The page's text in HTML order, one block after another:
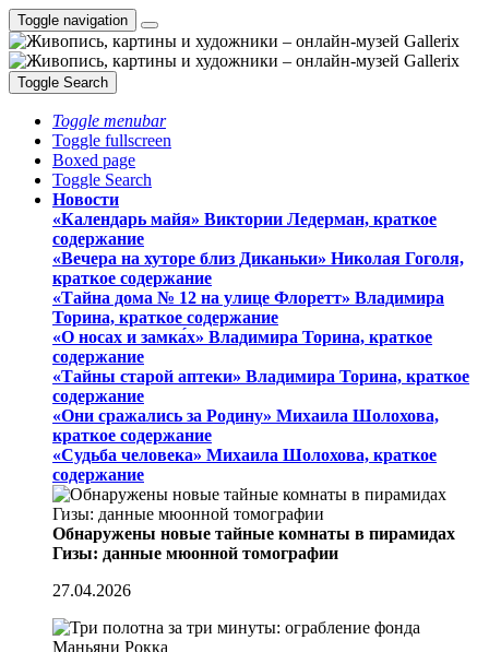
Toggle navigation
Toggle Search
Toggle menubar
Toggle fullscreen
Boxed page
Toggle Search
Новости
«Календарь майя» Виктории Ледерман, краткое
содержание
«Вечера на хуторе близ Диканьки» Николая Гоголя,
краткое содержание
«Тайна дома № 12 на улице Флоретт» Владимира
Торина, краткое содержание
«О носах и замка́х» Владимира Торина, краткое
содержание
«Тайны старой аптеки» Владимира Торина, краткое
содержание
«Они сражались за Родину» Михаила Шолохова,
краткое содержание
«Судьба человека» Михаила Шолохова, краткое
содержание
Обнаружены новые тайные комнаты в пирамидах
Гизы: данные мюонной томографии
27.04.2026